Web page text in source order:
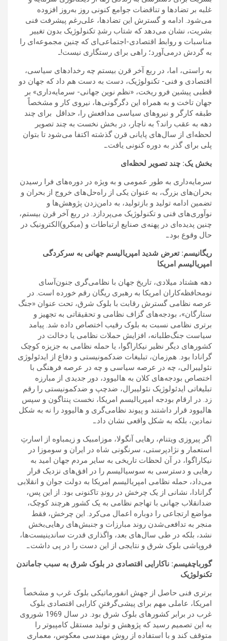
غلبه بر تضادها و تناقضات جوامع کنونی روز به‌روز افزوده
می‌شود. ادامه و گسترش این تضادها، علی‌رغم پیشرفت فنی
بشریت، نشان می‌دهد که شتاب رشدِ تکنولوژیک بدون تغییر
مناسبات و روابط اقتصادی-اجتماعی‌ای که چنین مجموعه‌ای را
به گردش درمی‌آورد؛ راهی برای رستگاری نیست!ـ
به راستی، اما، در ربع آخر قرن بیستم چه رخدادهای سیاسی،
اقتصادی و فنی- تکنولوژیک، دست به دست هم داد که جهان دو
قطبی پیشین فرو ریخت، «نظم نوین جهانی- سرمایه‌داری» بر
جهان تاخت و به همراه این دگرگونی‌ها، نیروی کار و مشخصاً
طبقه کارگر و نیروهای سیاسی مدافعش را، حداقل برای چند
دهه به عقب راند؟ به ناچار، در بخش نخست به چند تصویر
لحظه‌ای از سال‌های پایانی قرن گذشته اکتفا می‌شود تا بتوان
پلی برای گذر به دوره کنونی یافت.ـ
بخش یک: چند تصویر لحظه‌ای
سرمایه‌داری به طور عمومی و به ویژه در دوره‌های فرا رسیدن
بحران‌های بزرگ، به عنوان یکی از راه‌‌حل‌های خروج از بحران و
تضمین ادامه تولید و بازتولید، به دامن‌زدن پژوهش‌ها و
نوآوری‌های فنی و تکنولوژیک می‌پردازد. در ربع آخر قرن بیستم،
چنین پدیده‌ای در پهنه‌ی صنایع ارتباطات و (میکرو)الکترونیک در
حال وقوع بود.ـ
ریگانیسم: تعرض شديد امپرياليسم جهانی به سرکردگی
امپرياليسم امريکا
دهه هشتاد میلادی، تاریخ جهان با نظامی‌گری جنون‌آسای
نومحافظه‌کاران امریکا به رهبری ریگان رقم خورده است. در
عرصه نظامی گسترش رقابت با بلوک شرق، تحت عنوان «جنگ
ستارگان»، بودجه‌های گزاف نظامی و تحقیقاتی به تجهیز و
برتری نظامی نسبت به بلوک رقیب اختصاص داده شد. پیامد
سیاست جنگ‌طلبانه، افزایش حملات نظامی یا دخالت در
کشورهای دیگر نظیر نیکاراگوا، یا حمله نظامی به جزیزه کوچک
گرانادا بود. هم‌زمان، تبلیغات ضدکمونیستی و دفاع از ایدئولوژی
نئولیبرالی، چه در عرصه سیاسی و چه در عرصه فرهنگی با
اختصاص بودجه‌های کلان به هالیوود، دور جدیدی از مبارزه
تبلیغاتی ایدئولوژیک نئولیبرال، ضدچپ و ضدکمونیستی را رقم
زد. در ارقام بودجه امپریالیسم امریکا، نخست پنتاگون و سپس
هالیوود قرار داشتند و پیوند نظامی‌گری و هالیوود را نه به شکل
نمادین، بلکه به شکل واقعی نشان داد.ـ
اگر پیروزی ویتنام، رهایی آنگولا، موزامبیک و زیمباوه از اسارتِ
استعمار و نژادپرستی، سرنگونی شاه در ایران و سوموزا در
نیکاراگوا، در آن لحظات تاریخی به سایر مردم جهان امید به
رهایی و دسترسی به سوسیالیسم را در افق‌های نزدیک قرار
می‌داد، حمله نظامی امپریالیسم امریکا به دولت جوان و انقلابی
گرانادا، نشانی از یک چرخش در روندِ تاکنونی بود. از این پس،
ضدانقلاب جهانی با تهاجم نظامی به یک کشور هرچند کوچک،
مواضع ارتجاعی را دوباره اعمال می‌کرد. این چرخش، فقط
منجر به تدافعی‌شدن روند مبارزات و جنبش‌های رهایی‌بخش
نشد، بلکه در طی سال‌های بعد، واگذاری قدرت ساندینیست‌ها،
فروپاشی بلوک شرق و نتایجی از این دست را در پی داشت.ـ
گورباچفیسم: ناکارایی اقتصادی در بلوک شرق به سبب جاماندن
تکنولوژیک
برتری فنی حاصل از جهش انفورماتیکی بلوک غرب و مشخصاً
امریکا، عاملی مهم برای پیشی‌گرفتنِ کارایی اقتصادی بلوک
غرب در برابر کشورهای بلوک شرق بود. در سال 1969 شوروی
به این تصمیم رسید که پژوهش و تولید مستقل کامپیوتر را
متوقف کند و با استفاده از روش مهندسی معکوس، معماری